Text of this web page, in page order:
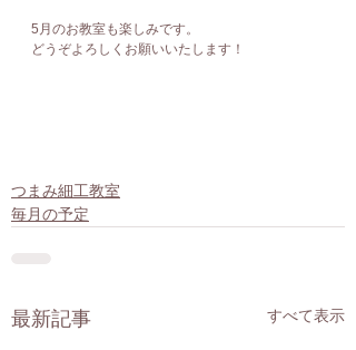
5月のお教室も楽しみです。
どうぞよろしくお願いいたします！
つまみ細工教室
毎月の予定
最新記事 すべて表示